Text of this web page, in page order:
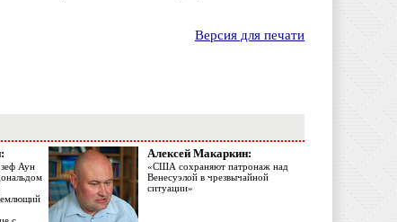
Версия для печати
Аун
Алексей Макаркин:
«США сохраняют патронаж над
Венесуэлой в чрезвычайной
ситуации»